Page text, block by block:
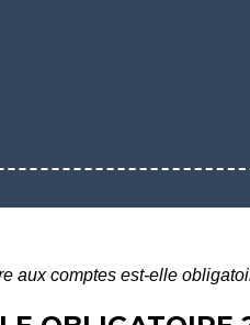
aux comptes est-elle